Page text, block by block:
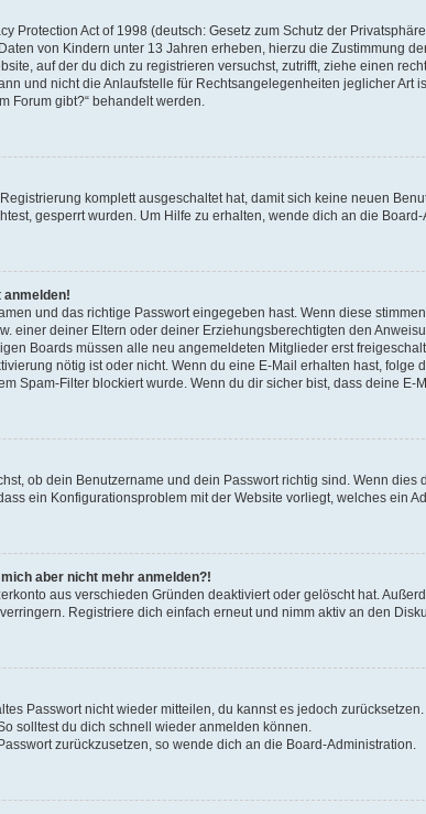
Protection Act of 1998 (deutsch: Gesetz zum Schutz der
von Kindern unter 13 Jahren erheben, hierzu die Zustimmung
auf der du dich zu registrieren versuchst, zutrifft, ziehe einen
und nicht die Anlaufstelle für Rechtsangelegenheiten jeglicher Art
Forum gibt?“ behandelt werden.
komplett ausgeschaltet hat, damit sich keine neuen
gesperrt wurden. Um Hilfe zu erhalten, wende dich an die Board-
und das richtige Passwort eingegeben hast. Wenn diese
einer deiner Eltern oder deiner Erziehungsberechtigten den
Boards müssen alle neu angemeldeten Mitglieder erst
nötig ist oder nicht. Wenn du eine E-Mail erhalten hast,
Spam-Filter blockiert wurde. Wenn du dir sicher bist, dass deine
ob dein Benutzername und dein Passwort richtig sind. Wenn
ein Konfigurationsproblem mit der Website vorliegt, welches ein
aber nicht mehr anmelden?!
aus verschieden Gründen deaktiviert oder gelöscht hat.
Registriere dich einfach erneut und nimm aktiv an den
Passwort nicht wieder mitteilen, du kannst es jedoch
solltest du dich schnell wieder anmelden können.
zurückzusetzen, so wende dich an die Board-Administration.